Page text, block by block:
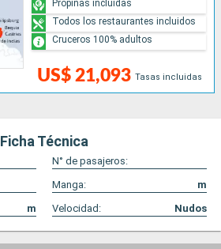
US$ 21,093 Tasas incluidas
Propinas incluidas
Todos los restaurantes incluidos
Cruceros 100% adultos
Ficha Técnica
N° de pasajeros:
Manga:
m
m Velocidad: Nudos